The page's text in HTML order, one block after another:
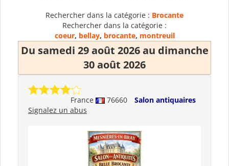
Rechercher dans la catégorie : Brocante
Rechercher dans la catégorie :
coeur, bellay, brocante, montreuil
Du samedi 29 août 2026 au dimanche
30 août 2026
France 76660
Salon antiquaires
Signalez un abus